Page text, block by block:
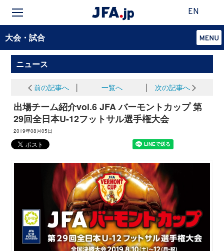
EN
大会・試合
ニュース
前の記事へ 一覧へ 次の記事へ
出場チーム紹介vol.6 JFA バーモントカップ 第
29回全日本U-12フットサル選手権大会
2019年08月05日